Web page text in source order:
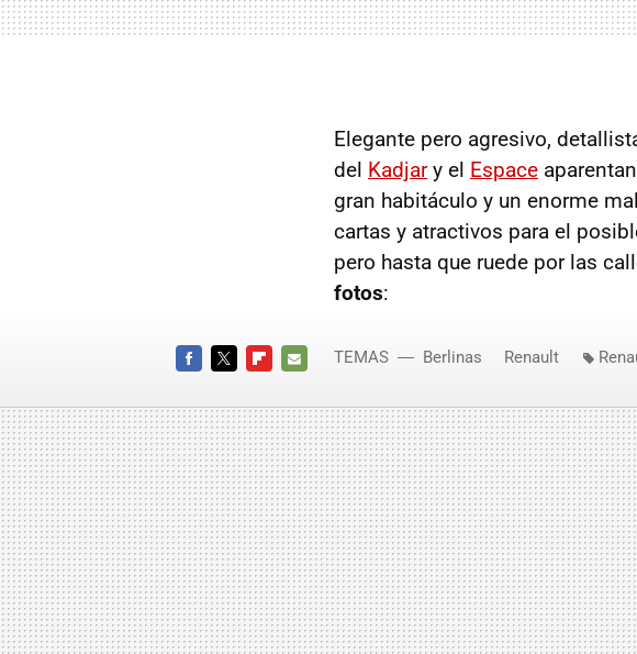
Elegante pero agresivo,
del Kadjary el Espace
gran habitáculo y un enorme
cartas y atractivos para el
pero hasta que ruede por las
fotos:
MAIL
TEMAS Berlinas Renault